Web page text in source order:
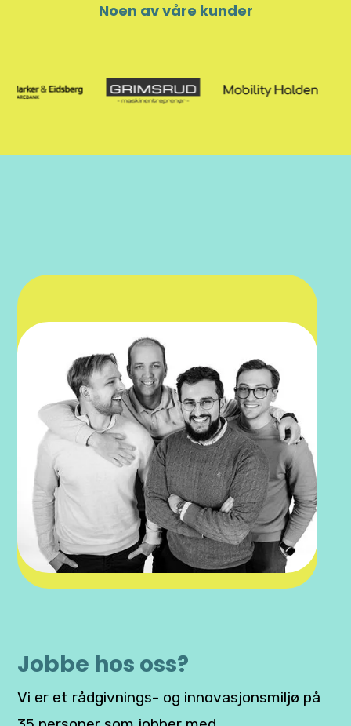
Noen av våre kunder
Jobbe hos oss?
Vi er et rådgivnings- og innovasjonsmiljø på